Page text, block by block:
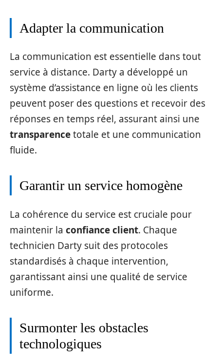
Adapter la communication
La communication est essentielle dans tout
service à distance. Darty a développé un
système d’assistance en ligne où les clients
peuvent poser des questions et recevoir des
réponses en temps réel, assurant ainsi une
transparencetotale et une communication
fluide.
Garantir un service homogène
La cohérence du service est cruciale pour
maintenir la confiance client. Chaque
technicien Darty suit des protocoles
standardisés à chaque intervention,
garantissant ainsi une qualité de service
uniforme.
Surmonter les obstacles
technologiques